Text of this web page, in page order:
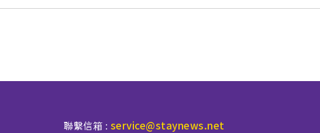
聯繫信箱 : service@staynews.net